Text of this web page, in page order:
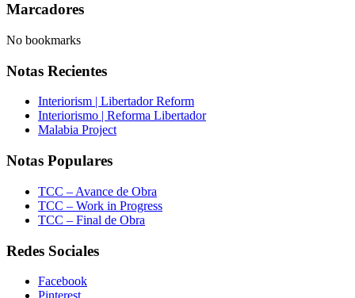
Marcadores
No bookmarks
Notas Recientes
Interiorism | Libertador Reform
Interiorismo | Reforma Libertador
Malabia Project
Notas Populares
TCC – Avance de Obra
TCC – Work in Progress
TCC – Final de Obra
Redes Sociales
Facebook